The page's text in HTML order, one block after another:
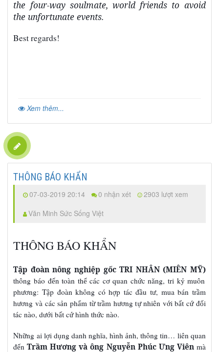
the four-way soulmate, world friends to avoid
the unfortunate events.
Best regards!
Xem thêm...
THÔNG BÁO KHẨN
07-03-2019 20:14 0 nhận xét
2903 lượt xem
Văn Minh Sức Sống Việt
THÔNG BÁO KHẨN
Tập đoàn nông nghiệp gốc TRI NHÂN (MIÊN MỸ)
thông báo đến toàn thểcác cơquan chức năng, tri kỷmuôn
phương: Tập đoàn không có hợp tác đầu tư, mua bán trầm
hương và các sản phẩm từtrầm hương tựnhiên với bất cứđối
tác nào, dưới bất cứhình thức nào.
Những ai lợi dụng danh nghĩa, hìnhảnh, thông tin… liên quan
đếnTrầm Hương và ông Nguyễn Phúc Ưng Viên mà